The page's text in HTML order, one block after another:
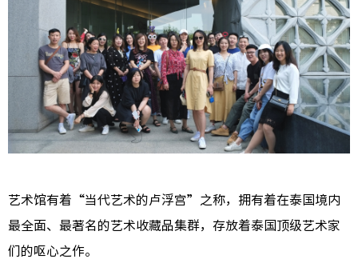
艺术馆有着“当代艺术的卢浮宫”之称，拥有着在泰国境内
最全面、最著名的艺术收藏品集群，存放着泰国顶级艺术家
们的呕心之作。